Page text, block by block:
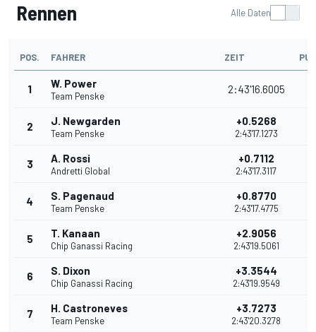
Rennen Alle Daten
POS. FAHRER ZEIT
1 W. Power
Team Penske
2:43'16.6005
2 J. Newgarden
Team Penske
+0.5268
2:43'17.1273
3 A. Rossi
Andretti Global
+0.7112
2:43'17.3117
4 S. Pagenaud
Team Penske
+0.8770
2:43'17.4775
5 T. Kanaan
Chip Ganassi Racing
+2.9056
2:43'19.5061
6 S. Dixon
Chip Ganassi Racing
+3.3544
2:43'19.9549
7 H. Castroneves
Team Penske
+3.7273
2:43'20.3278